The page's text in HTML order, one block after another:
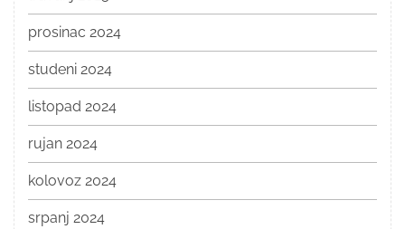
prosinac 2024
studeni 2024
listopad 2024
rujan 2024
kolovoz 2024
srpanj 2024